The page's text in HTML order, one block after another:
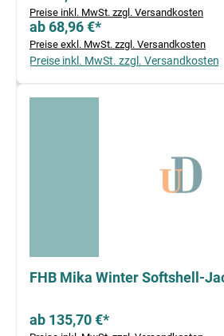
Preise inkl. MwSt. zzgl. Versandkosten
ab 68,96 €*
Preise exkl. MwSt. zzgl. Versandkosten
Preise inkl. MwSt. zzgl. Versandkosten
FHB Mika Winter Softshell-
ab 135,70 €*